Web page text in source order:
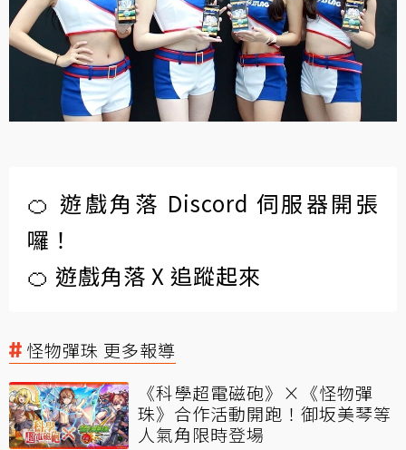
🍊 遊戲角落 Discord 伺服器開張
囉！
🍊 遊戲角落 X 追蹤起來
怪物彈珠 更多報導
《科學超電磁砲》×《怪物彈
珠》合作活動開跑！御坂美琴等
人氣角限時登場